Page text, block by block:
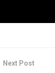
Next Post